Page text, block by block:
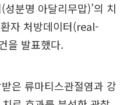
분명 아달리무맙)’의 치
자 처방데이터(real-
을 발표했다.
은 류마티스관절염과 강